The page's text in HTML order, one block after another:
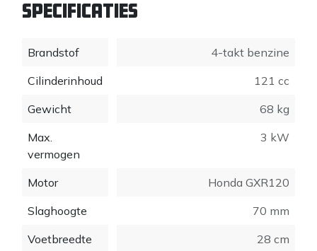
Specificaties
Brandstof
4-takt benzine
Cilinderinhoud
121 cc
Gewicht
68 kg
Max.
vermogen
3 kW
Motor
Honda GXR120
Slaghoogte
70 mm
Voetbreedte
28 cm